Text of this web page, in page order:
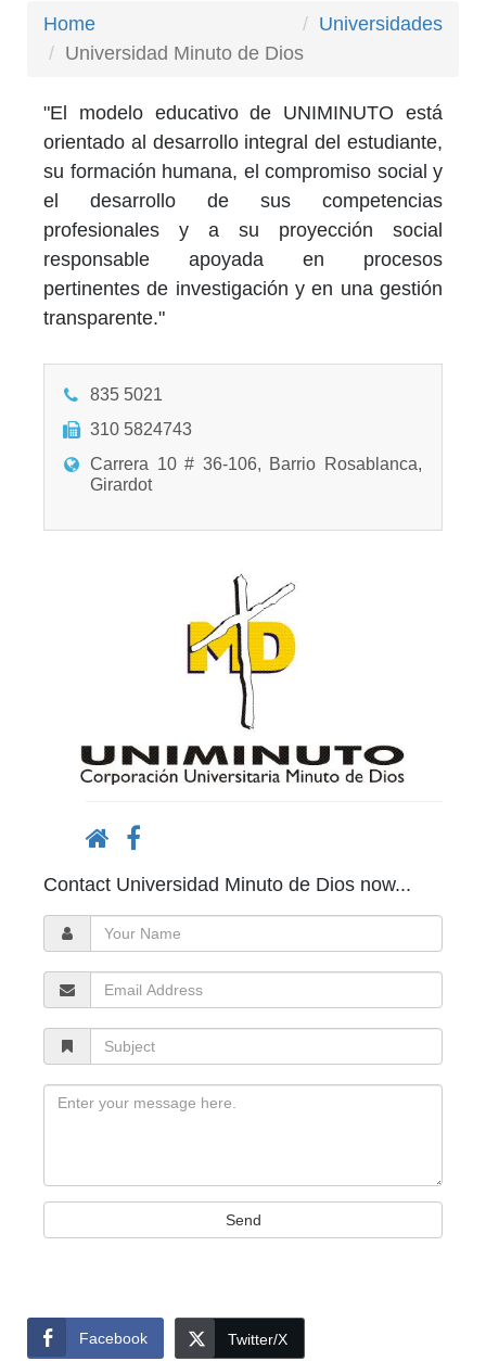
Home
Universidades
Universidad Minuto de Dios
"El modelo educativo de UNIMINUTO está
orientado al desarrollo integral del estudiante,
su formación humana, el compromiso social y
el desarrollo de sus competencias
profesionales y a su proyección social
responsable apoyada en procesos
pertinentes de investigación y en una gestión
transparente."
835 5021
310 5824743
Carrera 10 # 36-106, Barrio Rosablanca,
Girardot
Contact Universidad Minuto de Dios now...
Your
Name
Email
Address
Subject
Message
Send
Facebook Twitter/X